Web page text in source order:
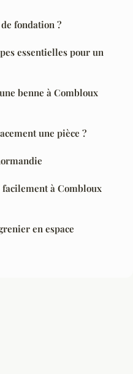
fondation ?
essentielles pour un
benne à Combloux
une pièce ?
à Combloux
en espace